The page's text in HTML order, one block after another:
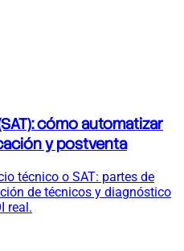
cómo automatizar
y postventa
técnico o SAT: partes de
de técnicos y diagnóstico
real.